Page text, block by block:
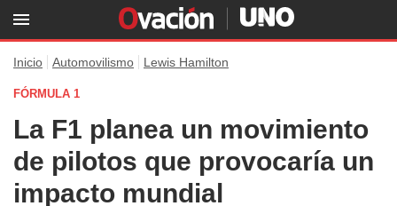
Inicio Automovilismo Lewis Hamilton
FÓRMULA 1
La F1 planea un movimiento
de pilotos que provocaría un
impacto mundial